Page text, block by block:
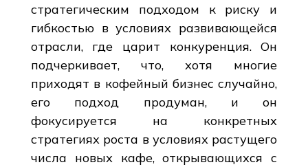
стратегическим подходом к риску и
гибкостью в условиях развивающейся
отрасли, где царит конкуренция. Он
подчеркивает, что, хотя многие
приходят в кофейный бизнес случайно,
его подход продуман, и он
фокусируется на конкретных
стратегиях роста в условиях растущего
числа новых кафе, открывающихся с